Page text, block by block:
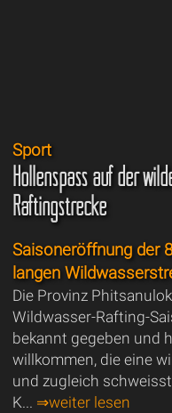
Sport
Höllenspass auf der
Raftingstrecke
Saisoneröffnung der
langen
Die Provinz
Wildwasser-Rafting-
bekannt gegeben und
willkommen, die eine
und zugleich
K... ⇒weiter lesen